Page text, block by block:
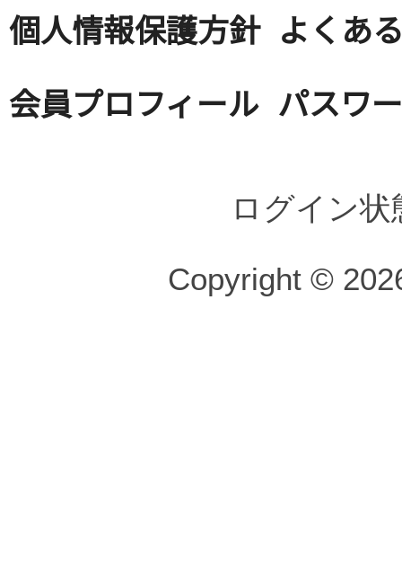
個人情報保護方針 よくあ
会員プロフィール パスワ
ログイン
Copyright ©